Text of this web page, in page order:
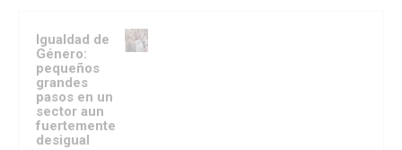
Igualdad de
Género:
pequeños
grandes
pasos en un
sector aun
fuertemente
desigual